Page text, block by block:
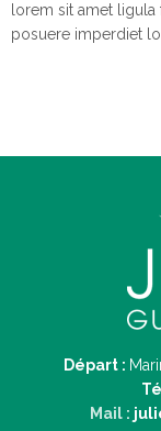
lorem sit amet
posuere imperdiet
Départ :
Mail :